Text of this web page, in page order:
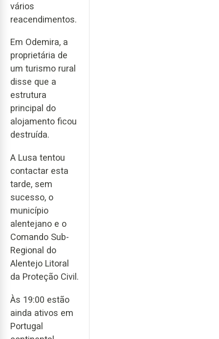
vários
reacendimentos.
Em Odemira, a
proprietária de
um turismo rural
disse que a
estrutura
principal do
alojamento ficou
destruída.
A Lusa tentou
contactar esta
tarde, sem
sucesso, o
município
alentejano e o
Comando Sub-
Regional do
Alentejo Litoral
da Proteção Civil.
Às 19:00 estão
ainda ativos em
Portugal